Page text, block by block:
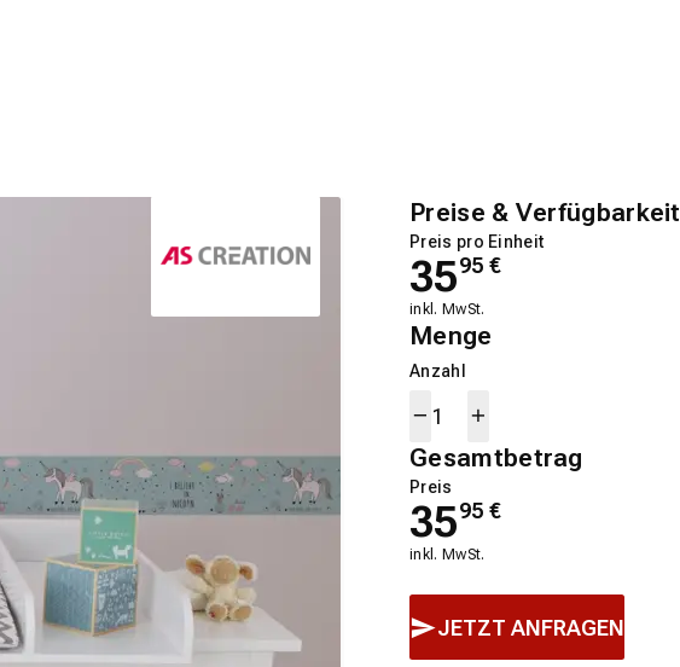
Preise & Verfügbarkeit
Preis pro Einheit
3595 €
inkl. MwSt.
Menge
Anzahl
Gesamtbetrag
Preis
3595 €
inkl. MwSt.
JETZT ANFRAGEN